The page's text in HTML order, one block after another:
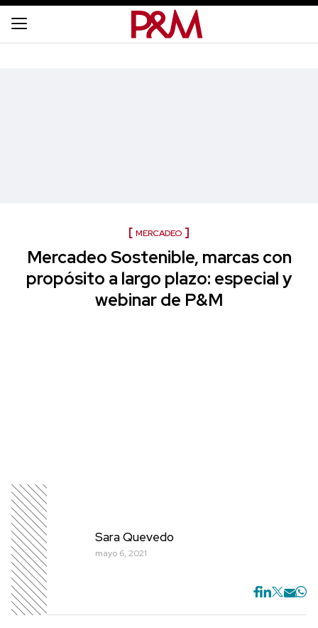
MERCADEO
Mercadeo Sostenible, marcas con
propósito a largo plazo: especial y
webinar de P&M
Sara Quevedo
mayo 6, 2021